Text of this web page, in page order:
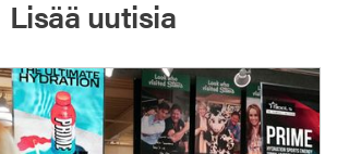
Lisää uutisia